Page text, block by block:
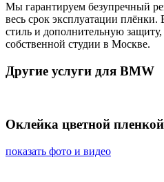
Мы гарантируем безупречный
весь срок эксплуатации
стиль и дополнительную
собственной студии в Москве.
Другие услуги для BMW
Оклейка цветной пленкой
показать фото и видео